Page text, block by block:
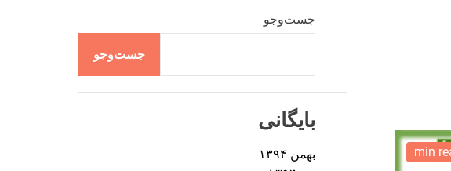
e
جست‌وجو
جست‌وجو
بایگانی
بهمن ۱۳۹۴